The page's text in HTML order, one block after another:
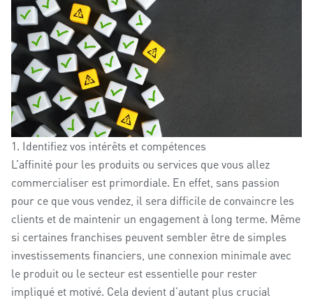
1. Identifiez vos intérêts et compétences
L’affinité pour les produits ou services que vous allez
commercialiser est primordiale. En effet, sans passion
pour ce que vous vendez, il sera difficile de convaincre les
clients et de maintenir un engagement à long terme. Même
si certaines franchises peuvent sembler être de simples
investissements financiers, une connexion minimale avec
le produit ou le secteur est essentielle pour rester
impliqué et motivé. Cela devient d’autant plus crucial